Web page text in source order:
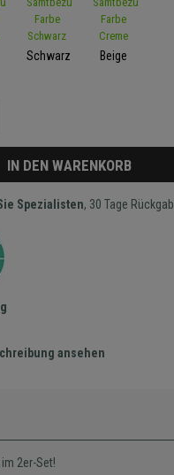
Schwarz Beige
IN DEN WARENKORB
Spezialisten, 30 Tage
ansehen
2er-Set!